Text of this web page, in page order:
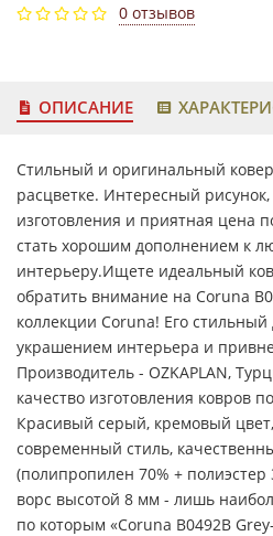
0 отзывов
ОПИСАНИЕ
Стильный и оригинальный
расцветке. Интересный
изготовления и приятная цена
стать хорошим дополнением к
интерьеру.Ищете идеальный
обратить внимание на Coruna
коллекции Coruna! Его стильный
украшением интерьера и
Производитель - OZKAPLAN,
качество изготовления ковров
Красивый серый, кремовый
современный стиль,
(полипропилен 70% +
ворс высотой 8 мм - лишь
по которым «Coruna B0492B